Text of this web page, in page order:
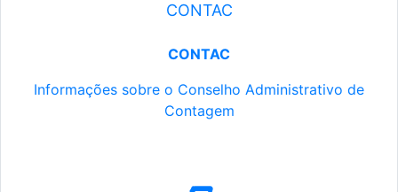
CONTAC
CONTAC
Informações sobre o Conselho Administrativo de
Contagem